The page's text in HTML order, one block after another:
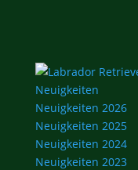
Neuigkeiten
Neuigkeiten 2026
Neuigkeiten 2025
Neuigkeiten 2024
Neuigkeiten 2023